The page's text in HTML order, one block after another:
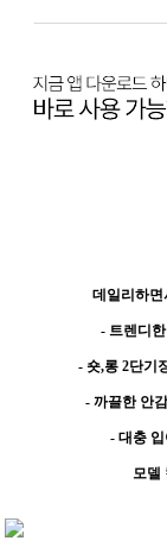
데일리하면
- 트렌디
- 숏,롱 2단기
- 까끌한 안
- 대충
모델